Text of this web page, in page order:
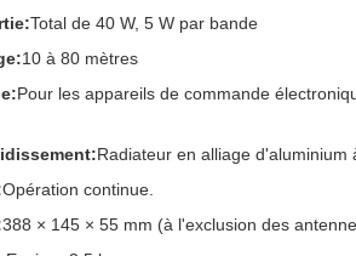
Total de 40 W, 5 W par bande
10 à 80 mètres
Pour les appareils de commande
Radiateur en alliage
Opération continue.
388 × 145 × 55 mm (à l'exclusion des